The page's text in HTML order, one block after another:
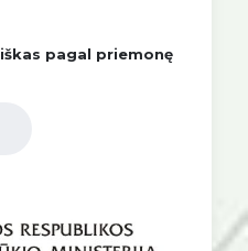
pagal priemonę